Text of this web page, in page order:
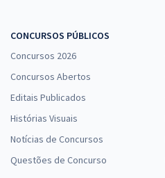
CONCURSOS PÚBLICOS
Concursos 2026
Concursos Abertos
Editais Publicados
Histórias Visuais
Notícias de Concursos
Questões de Concurso